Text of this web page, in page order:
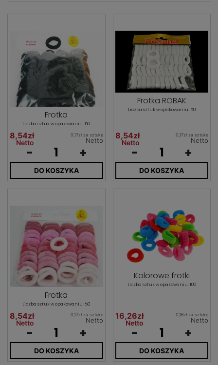
Frotka
Liczba sztuk w opakowaniu: 50
8,54zł
Netto
0,17zł za sztukę
Netto
- +
DO KOSZYKA
Frotka ROBAK
Liczba sztuk w opakowaniu: 50
8,54zł
Netto
0,17zł za sztukę
Netto
- +
DO KOSZYKA
Frotka
Liczba sztuk w opakowaniu: 50
8,54zł
Netto
0,17zł za sztukę
Netto
- +
DO KOSZYKA
Kolorowe frotki
Liczba sztuk w opakowaniu: 100
16,26zł
Netto
0,16zł za sztukę
Netto
- +
DO KOSZYKA